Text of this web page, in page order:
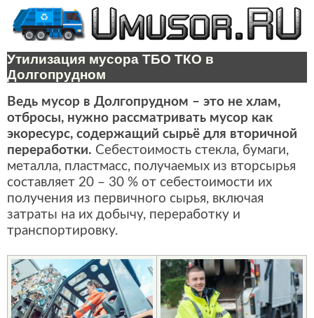
Утилизация мусора ТБО ТКО в
Долгопрудном
Ведь мусор в Долгопрудном – это не хлам,
отбросы, нужно рассматривать мусор как
экоресурс, содержащий сырьё для вторичной
переработки. Себестоимость стекла, бумаги,
металла, пластмасс, получаемых из вторсырья
составляет 20 – 30 % от себестоимости их
получения из первичного сырья, включая
затраты на их добычу, переработку и
транспортировку.